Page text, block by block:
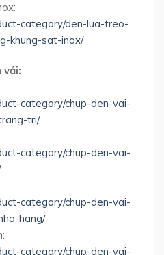
category/den-lua-treo-
khung-sat-inox/
vải:
category/chup-den-vai-
tri/
category/chup-den-vai-
category/chup-den-vai-
hang/
category/chup-den-vai-